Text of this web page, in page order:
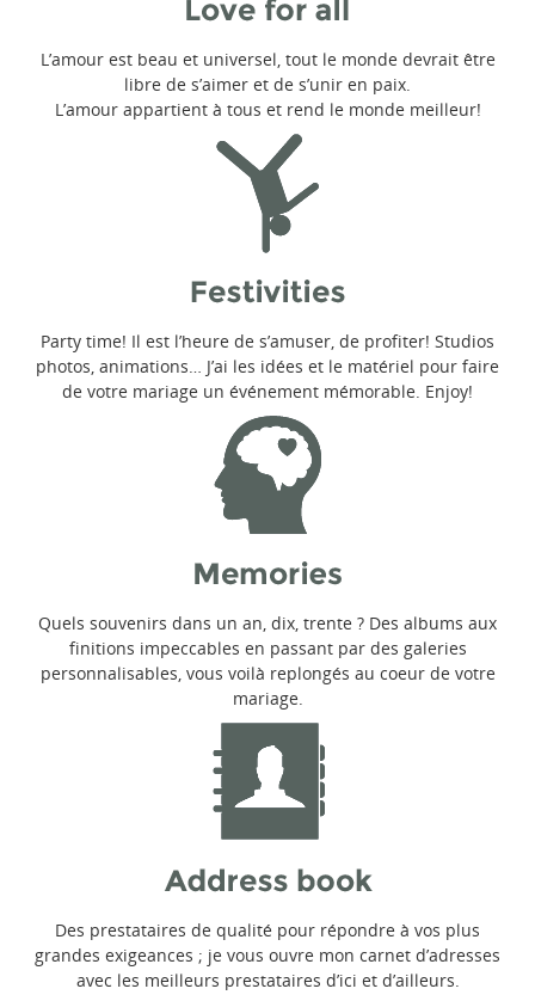
L’amour est beau et universel, tout le monde devrait être
libre de s’aimer et de s’unir en paix.
L’amour appartient à tous et rend le monde meilleur!
Party time! Il est l’heure de s’amuser, de profiter! Studios
photos, animations… J’ai les idées et le matériel pour faire
de votre mariage un événement mémorable. Enjoy!
Quels souvenirs dans un an, dix, trente ? Des albums aux
finitions impeccables en passant par des galeries
personnalisables, vous voilà replongés au coeur de votre
mariage.
Des prestataires de qualité pour répondre à vos plus
grandes exigeances ; je vous ouvre mon carnet d’adresses
avec les meilleurs prestataires d’ici et d’ailleurs.